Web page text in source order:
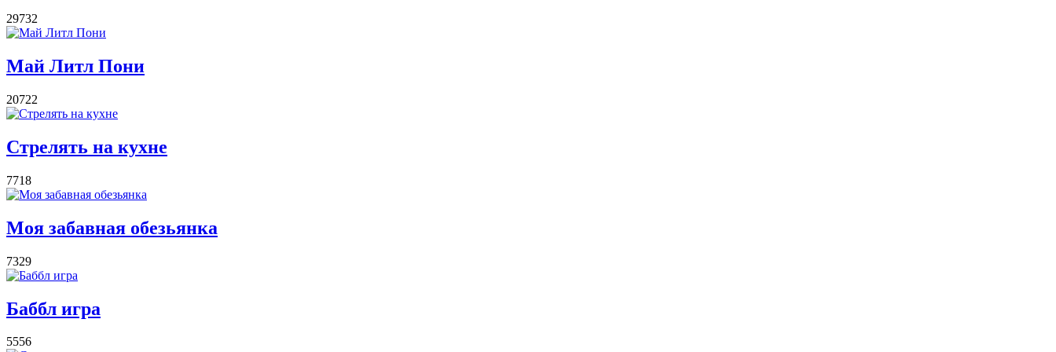
29732
Май Литл Пони
20722
Стрелять на кухне
7718
Моя забавная обезьянка
7329
Баббл игра
5556